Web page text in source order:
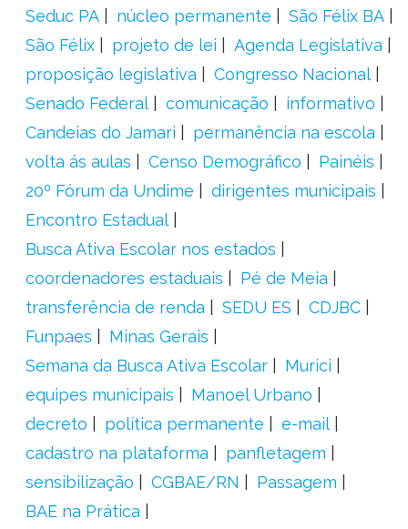
Seduc PA núcleo permanente
São Félix BA
São Félix
projeto de lei
Agenda Legislativa
proposição legislativa
Congresso Nacional
Senado Federal
comunicação
informativo
Candeias do Jamari
permanência na escola
volta ás aulas
Censo Demográfico
Painéis
20º Fórum da Undime
dirigentes municipais
Encontro Estadual
Busca Ativa Escolar nos estados
coordenadores estaduais
Pé de Meia
transferência de renda
SEDU ES
CDJBC
Funpaes
Minas Gerais
Semana da Busca Ativa Escolar
Murici
equipes municipais
Manoel Urbano
decreto
política permanente
e-mail
cadastro na plataforma
panfletagem
sensibilização
CGBAE/RN
Passagem
BAE na Prática